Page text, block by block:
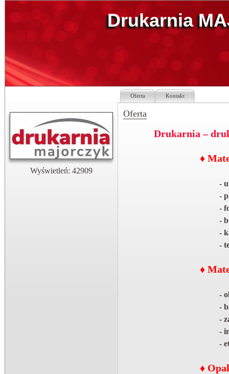
Drukarnia
Wyświetleń: 42909
Oferta Kontakt
Oferta
Drukarnia –
♦
-
-
-
-
-
-
♦
-
-
-
-
-
♦